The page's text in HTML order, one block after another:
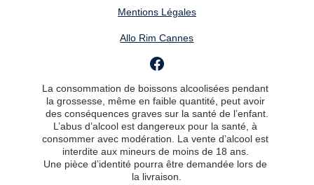
La consommation de boissons alcoolisées pendant
la grossesse, même en faible quantité, peut avoir
des conséquences graves sur la santé de l’enfant.
L’abus d’alcool est dangereux pour la santé, à
consommer avec modération. La vente d’alcool est
interdite aux mineurs de moins de 18 ans.
Une pièce d’identité pourra être demandée lors de
la livraison.
Mentions Légales
Allo Rim Cannes